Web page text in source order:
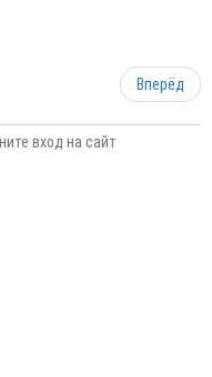
Вперёд
вход на сайт